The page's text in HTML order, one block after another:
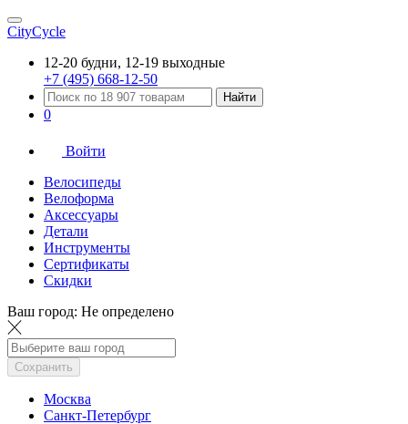
CityCycle
12-20 будни, 12-19 выходные
+7 (495) 668-12-50
Найти
0
Войти
Велосипеды
Велоформа
Аксессуары
Детали
Инструменты
Сертификаты
Скидки
Ваш город: Не определено
Сохранить
Москва
Санкт-Петербург